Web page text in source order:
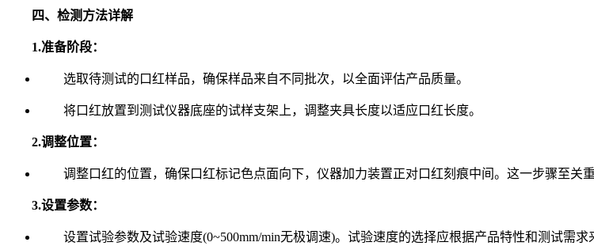
四、检测方法详解
1.准备阶段：
选取待测试的口红样品，确保样品来自不同批次，以全面评估产品质量。
将口红放置到测试仪器底座的试样支架上，调整夹具长度以适应口红长度。
2.调整位置：
调整口红的位置，确保口红标记色点面向下，仪器加力装置正对口红刻痕中间。这一步骤至关
3.设置参数：
设置试验参数及试验速度(0~500mm/min无极调速)。试验速度的选择应根据产品特性和测试需求